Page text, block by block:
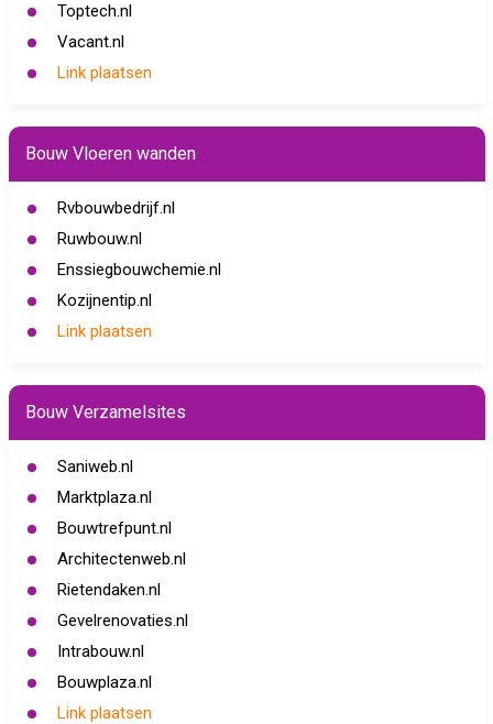
Toptech.nl
Vacant.nl
Link plaatsen
Bouw Vloeren wanden
Rvbouwbedrijf.nl
Ruwbouw.nl
Enssiegbouwchemie.nl
Kozijnentip.nl
Link plaatsen
Bouw Verzamelsites
Saniweb.nl
Marktplaza.nl
Bouwtrefpunt.nl
Architectenweb.nl
Rietendaken.nl
Gevelrenovaties.nl
Intrabouw.nl
Bouwplaza.nl
Link plaatsen